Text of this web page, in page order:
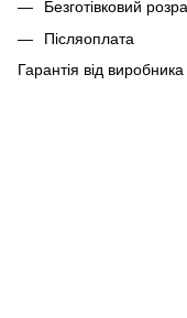
Безготівковий
Післяоплата
Гарантія від виробника